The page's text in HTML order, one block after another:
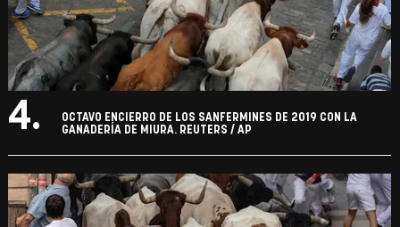
4.
OCTAVO ENCIERRO DE LOS SANFERMINES DE 2019 CON LA
GANADERÍA DE MIURA. REUTERS / AP